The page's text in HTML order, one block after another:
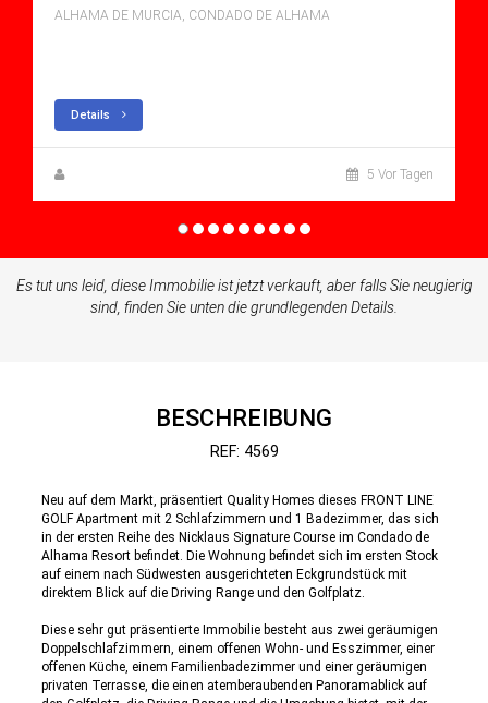
ALHAMA DE MURCIA, CONDADO DE ALHAMA
Details
5 Vor Tagen
Es tut uns leid, diese Immobilie ist jetzt verkauft, aber falls Sie neugierig
sind, finden Sie unten die grundlegenden Details.
BESCHREIBUNG
REF: 4569
Neu auf dem Markt, präsentiert Quality Homes dieses FRONT LINE
GOLF Apartment mit 2 Schlafzimmern und 1 Badezimmer, das sich
in der ersten Reihe des Nicklaus Signature Course im Condado de
Alhama Resort befindet. Die Wohnung befindet sich im ersten Stock
auf einem nach Südwesten ausgerichteten Eckgrundstück mit
direktem Blick auf die Driving Range und den Golfplatz.
Diese sehr gut präsentierte Immobilie besteht aus zwei geräumigen
Doppelschlafzimmern, einem offenen Wohn- und Esszimmer, einer
offenen Küche, einem Familienbadezimmer und einer geräumigen
privaten Terrasse, die einen atemberaubenden Panoramablick auf